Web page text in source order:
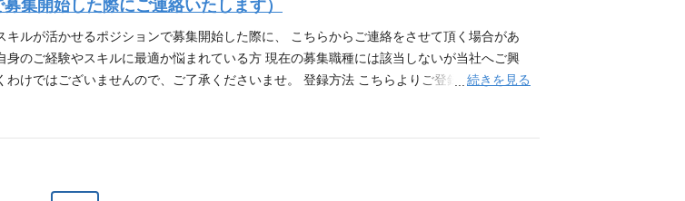
集開始した際にご連絡いたします）
ルが活かせるポジションで募集開始した際に、 こちらからご連絡をさせて頂く場合があ
のご経験やスキルに最適か悩まれている方 現在の募集職種には該当しないが当社へご興
けではございませんので、ご了承くださいませ。 登録方法 こちらよりご登録をお願いい
(blm.co.jp) ※株式会社Bloomが運営するサービス画面へ遷移します。
続きを見る